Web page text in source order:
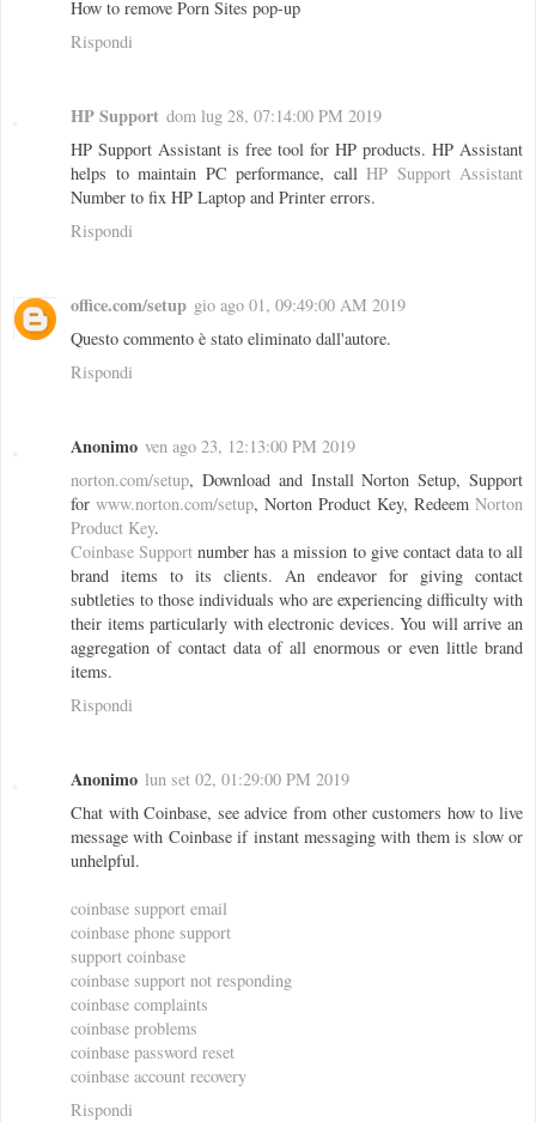
How to remove Porn Sites pop-up
Rispondi
HP Support dom lug 28, 07:14:00 PM 2019
HP Support Assistant is free tool for HP products. HP Assistant
helps to maintain PC performance, call HP Support Assistant
Number to fix HP Laptop and Printer errors.
Rispondi
office.com/setup gio ago 01, 09:49:00 AM 2019
Questo commento è stato eliminato dall'autore.
Rispondi
Anonimo ven ago 23, 12:13:00 PM 2019
norton.com/setup, Download and Install Norton Setup, Support
for www.norton.com/setup, Norton Product Key, Redeem Norton
Product Key.
Coinbase Support number has a mission to give contact data to all
brand items to its clients. An endeavor for giving contact
subtleties to those individuals who are experiencing difficulty with
their items particularly with electronic devices. You will arrive an
aggregation of contact data of all enormous or even little brand
items.
Rispondi
Anonimo lun set 02, 01:29:00 PM 2019
Chat with Coinbase, see advice from other customers how to live
message with Coinbase if instant messaging with them is slow or
unhelpful.
coinbase support email
coinbase phone support
support coinbase
coinbase support not responding
coinbase complaints
coinbase problems
coinbase password reset
coinbase account recovery
Rispondi